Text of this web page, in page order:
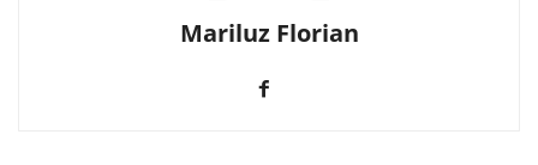
Mariluz Florian